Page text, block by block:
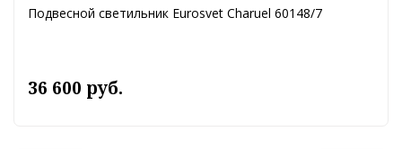
Подвесной светильник Eurosvet Charuel 60148/7
36 600 руб.